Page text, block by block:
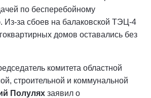
по бесперебойному
Из-за сбоев на балаковской ТЭЦ-4
домов оставались без
комитета областной
строительной и коммунальной
Полулях заявил о